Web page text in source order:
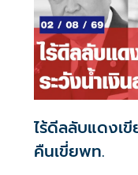
ไร้ดีลลับแดงเขี
คืนเขี่ยพท.